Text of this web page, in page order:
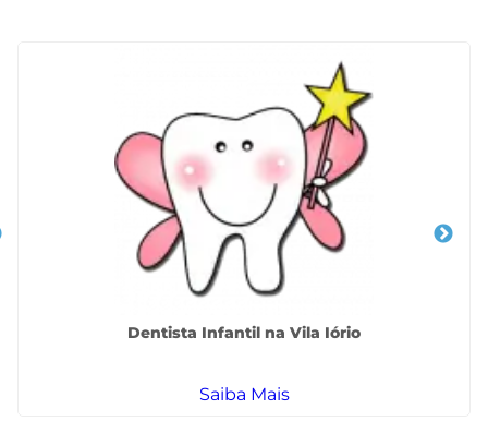
Dentista Infantil na Vila Iório
Saiba Mais